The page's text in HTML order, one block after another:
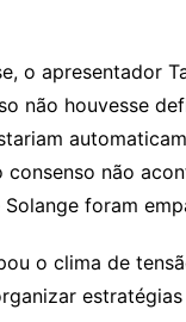
o apresentador
não houvesse
consenso não
foram
o clima de